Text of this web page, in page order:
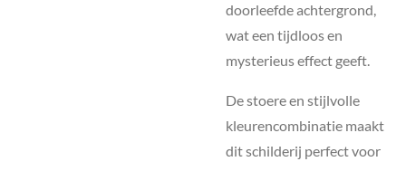
doorleefde achtergrond,
wat een tijdloos en
mysterieus effect geeft.
De stoere en stijlvolle
kleurencombinatie maakt
dit schilderij perfect voor